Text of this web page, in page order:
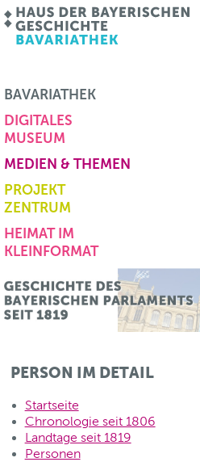
BAVARIATHEK
DIGITALES
MUSEUM
MEDIEN & THEMEN
PROJEKT
ZENTRUM
HEIMAT IM
KLEINFORMAT
PERSON IM DETAIL
Startseite
Chronologie seit 1806
Landtage seit 1819
Personen